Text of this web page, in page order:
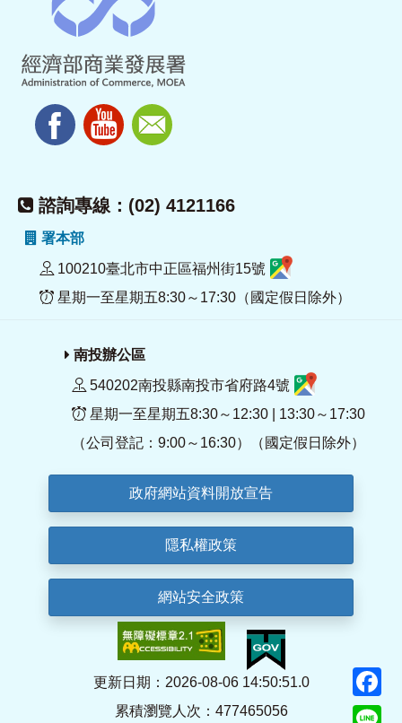
諮詢專線：(02) 4121166
署本部
100210臺北市中正區福州街15號
星期一至星期五8:30～17:30（國定假日除外）
南投辦公區
540202南投縣南投市省府路4號
星期一至星期五8:30～12:30 | 13:30～17:30
（公司登記：9:00～16:30）（國定假日除外）
政府網站資料開放宣告
隱私權政策
網站安全政策
更新日期：2026-08-06 14:50:51.0
累積瀏覽人次：477465056